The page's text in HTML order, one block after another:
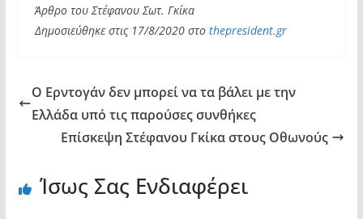
Άρθρο του Στέφανου Σωτ. Γκίκα
Δημοσιεύθηκε στις 17/8/2020 στο thepresident.gr
Ο Ερντογάν δεν μπορεί να τα βάλει με την
Ελλάδα υπό τις παρούσες συνθήκες
Επίσκεψη Στέφανου Γκίκα στους Οθωνούς
Ίσως Σας Ενδιαφέρει